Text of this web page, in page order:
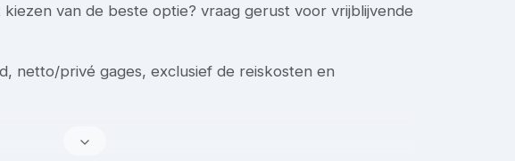
van de beste optie? vraag gerust voor vrijblijvende
netto/privé gages, exclusief de reiskosten en